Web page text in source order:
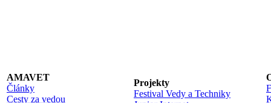
AMAVET
Články
Cesty za vedou
Projekty
Festival Vedy a Techniky